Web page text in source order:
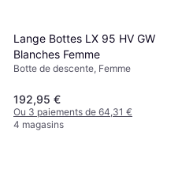
Lange Bottes LX 95 HV GW
Blanches Femme
Botte de descente, Femme
192,95 €
Ou 3 paiements de 64,31 €
4 magasins